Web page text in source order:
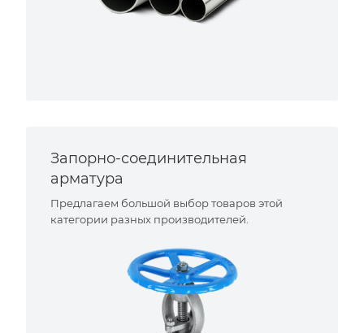
Запорно-соединительная
арматура
Предлагаем большой выбор товаров этой
категории разных производителей.